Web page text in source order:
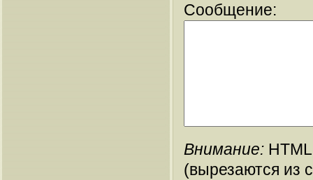
Сообщение:
Внимание:
(вырезаются из